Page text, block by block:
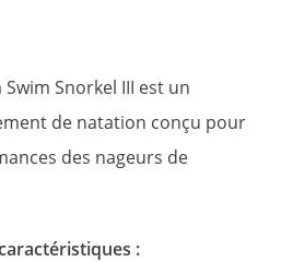
Swim Snorkel III est un
de natation conçu pour
des nageurs de
: